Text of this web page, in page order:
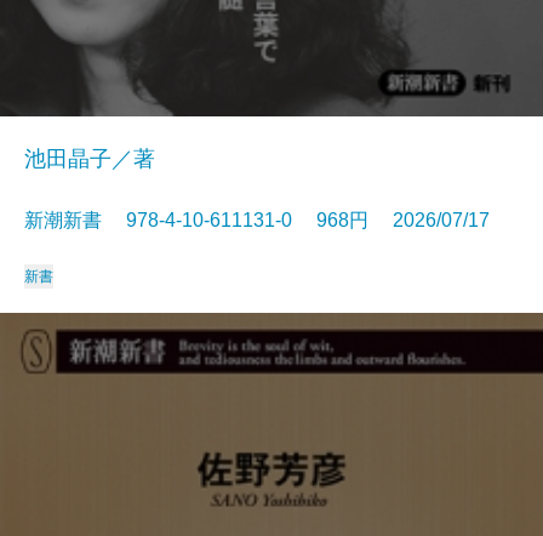
池田晶子／著
新潮新書 978-4-10-611131-0 968円 2026/07/17
新書